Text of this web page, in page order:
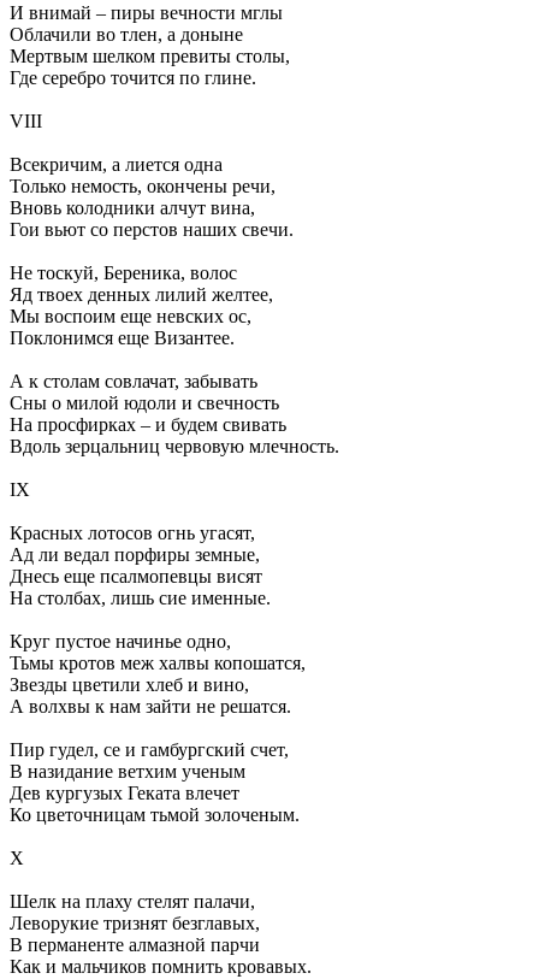
И внимай – пиры вечности мглы
Облачили во тлен, а доныне
Мертвым шелком превиты столы,
Где серебро точится по глине.
VIII
Всекричим, а лиется одна
Только немость, окончены речи,
Вновь колодники алчут вина,
Гои вьют со перстов наших свечи.
Не тоскуй, Береника, волос
Яд твоех денных лилий желтее,
Мы воспоим еще невских ос,
Поклонимся еще Византее.
А к столам совлачат, забывать
Сны о милой юдоли и свечность
На просфирках – и будем свивать
Вдоль зерцальниц червовую млечность.
IX
Красных лотосов огнь угасят,
Ад ли ведал порфиры земные,
Днесь еще псалмопевцы висят
На столбах, лишь сие именные.
Круг пустое начинье одно,
Тьмы кротов меж халвы копошатся,
Звезды цветили хлеб и вино,
А волхвы к нам зайти не решатся.
Пир гудел, се и гамбургский счет,
В назидание ветхим ученым
Дев кургузых Геката влечет
Ко цветочницам тьмой золоченым.
X
Шелк на плаху стелят палачи,
Леворукие тризнят безглавых,
В перманенте алмазной парчи
Как и мальчиков помнить кровавых.